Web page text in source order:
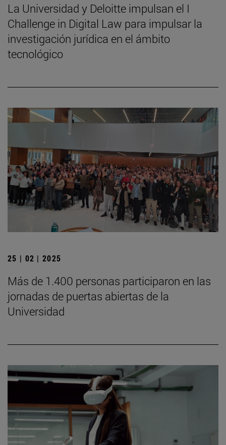
La Universidad y Deloitte impulsan el I
Challenge in Digital Law para impulsar la
investigación jurídica en el ámbito
tecnológico
25 | 02 | 2025
Más de 1.400 personas participaron en las
jornadas de puertas abiertas de la
Universidad